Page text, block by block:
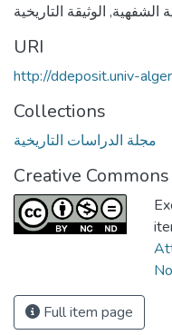
الشفهية, الوثيقة التاريخية
URI
http://ddeposit.univ-
Collections
مجلة الدراسات التاريخية
Creative
Full item page